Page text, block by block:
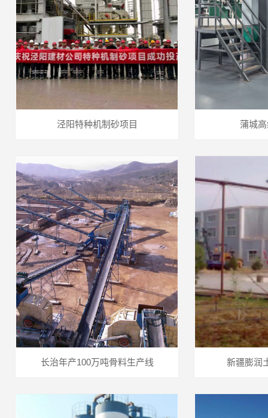
泾阳特种机制砂项目 蒲城
长治年产100万吨骨料生产线 新疆膨润